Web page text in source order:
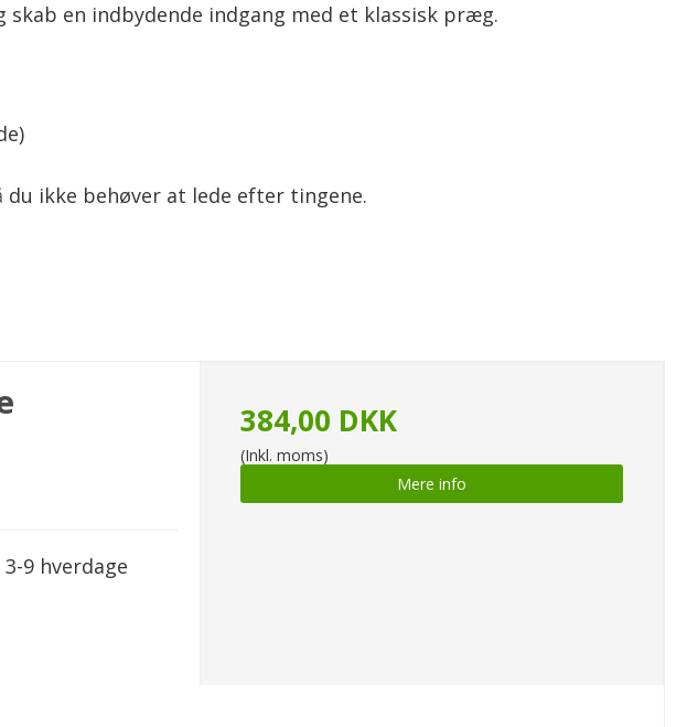
skab en indbydende indgang med et klassisk præg.
ikke behøver at lede efter tingene.
9 hverdage
384,00 DKK
(Inkl. moms)
Mere info